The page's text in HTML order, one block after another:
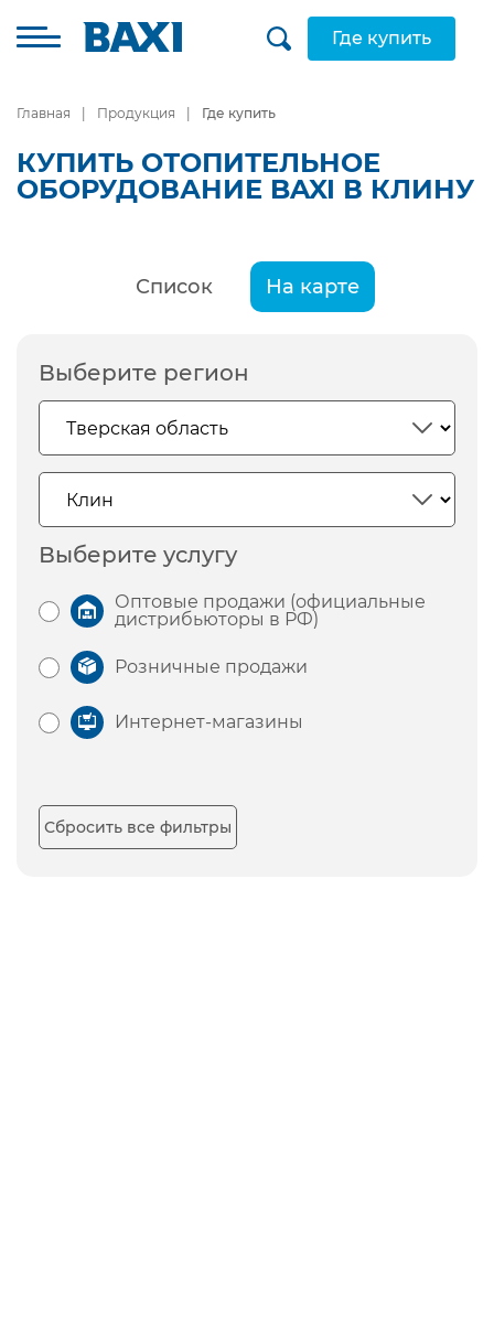
Где купить
Главная Продукция Где купить
КУПИТЬ ОТОПИТЕЛЬНОЕ
ОБОРУДОВАНИЕ BAXI В КЛИНУ
Список На карте
Выберите регион
Выберите услугу
Оптовые продажи (официальные
дистрибьюторы в РФ)
Розничные продажи
Интернет-магазины
Сбросить все фильтры